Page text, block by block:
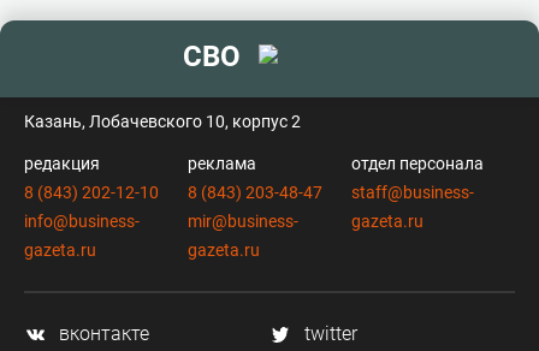
СВО
Казань, Лобачевского 10, корпус 2
редакция
8 (843) 202-12-10
info@business-
gazeta.ru
реклама
8 (843) 203-48-47
mir@business-
gazeta.ru
отдел персонала
staff@business-
gazeta.ru
вконтакте
twitter